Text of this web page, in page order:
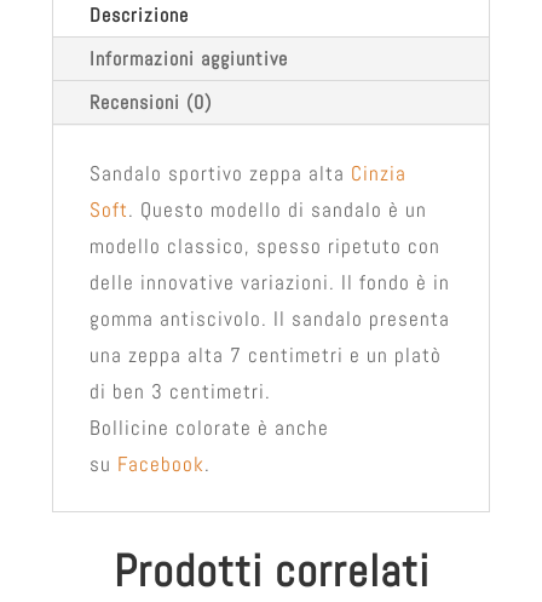
Descrizione
Informazioni aggiuntive
Recensioni (0)
Sandalo sportivo zeppa alta Cinzia
Soft. Questo modello di sandalo è un
modello classico, spesso ripetuto con
delle innovative variazioni. Il fondo è in
gomma antiscivolo. Il sandalo presenta
una zeppa alta 7 centimetri e un platò
di ben 3 centimetri.
Bollicine colorate è anche
su Facebook.
Prodotti correlati